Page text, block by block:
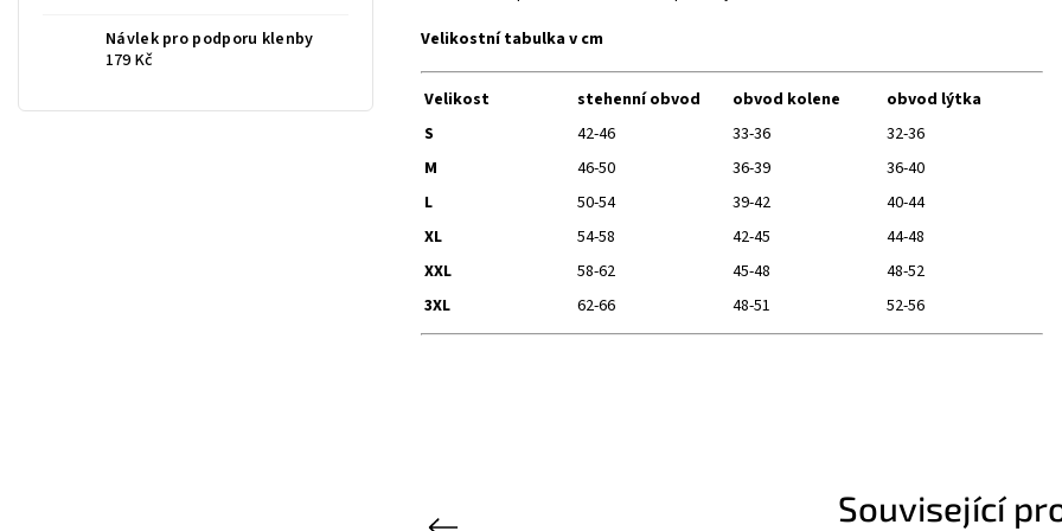
Návlek pro podporu klenby
179 Kč
Velikostní tabulka v cm
Velikost stehenní obvod obvod kolene
obvod lýtka
S
42-46 33-36
32-36
M
46-50 36-39
36-40
L
50-54 39-42
40-44
XL
54-58 42-45
44-48
XXL
58-62 45-48
48-52
3XL
62-66 48-51 52-56
Související
Previous